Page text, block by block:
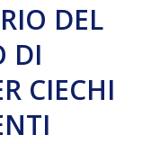
DEL
DI
CIECHI